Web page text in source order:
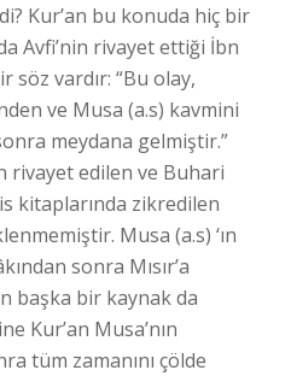
Kur’an bu konuda hiç bir
Avfi’nin rivayet ettiği İbn
söz vardır: “Bu olay,
ve Musa (a.s) kavmini
meydana gelmiştir.”
rivayet edilen ve Buhari
kitaplarında zikredilen
Musa (a.s) ‘ın
sonra Mısır’a
başka bir kaynak da
Kur’an Musa’nın
tüm zamanını çölde